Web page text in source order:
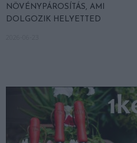
NÖVÉNYPÁROSÍTÁS, AMI
DOLGOZIK HELYETTED